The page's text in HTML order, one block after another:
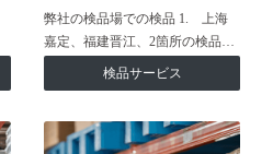
弊社の検品場での検品 1. 上海
嘉定、福建晋江、2箇所の検品…
検品サービス